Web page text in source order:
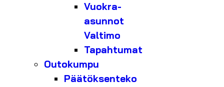
Vuokra-
asunnot
Valtimo
Tapahtumat
Outokumpu
Päätöksenteko